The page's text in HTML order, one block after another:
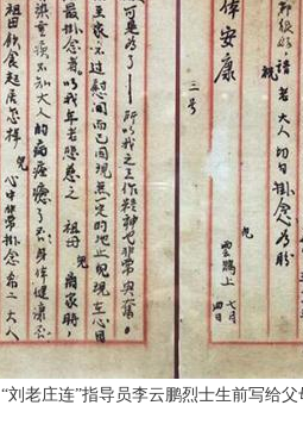
“刘老庄连”指导员李云鹏烈士生前写给父